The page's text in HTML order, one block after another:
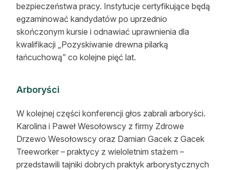
bezpieczeństwa pracy. Instytucje certyfikujące będą
egzaminować kandydatów po uprzednio
skończonym kursie i odnawiać uprawnienia dla
kwalifikacji „Pozyskiwanie drewna pilarką
łańcuchową” co kolejne pięć lat.
Arboryści
W kolejnej części konferencji głos zabrali arboryści.
Karolina i Paweł Wesołowscy z firmy Zdrowe
Drzewo Wesołowscy oraz Damian Gacek z Gacek
Treeworker – praktycy z wieloletnim stażem –
przedstawili tajniki dobrych praktyk arborystycznych